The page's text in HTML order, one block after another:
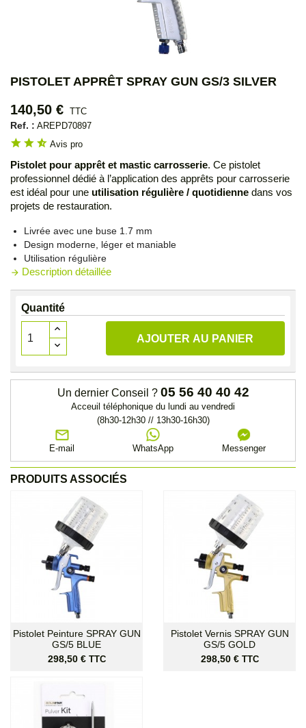
PISTOLET APPRÊT SPRAY GUN GS/3 SILVER
140,50 € TTC
Ref. : AREPD70897
star star star_half Avis pro
Pistolet pour apprêt et mastic carrosserie. Ce pistolet
professionnel dédié à l’application des apprêts pour carrosserie
est idéal pour une utilisation régulière / quotidienne dans vos
projets de restauration.
Livrée avec une buse 1.7 mm
Design moderne, léger et maniable
Utilisation régulière
arrow_forward Description détaillée
Quantité
AJOUTER AU PANIER
Un dernier Conseil ? 05 56 40 40 42
Acceuil téléphonique du lundi au vendredi
(8h30-12h30 // 13h30-16h30)
E-mail WhatsApp Messenger
PRODUITS ASSOCIÉS
Pistolet Peinture SPRAY GUN
GS/5 BLUE
Prix
298,50 € TTC
Pistolet Vernis SPRAY GUN
GS/5 GOLD
Prix
298,50 € TTC